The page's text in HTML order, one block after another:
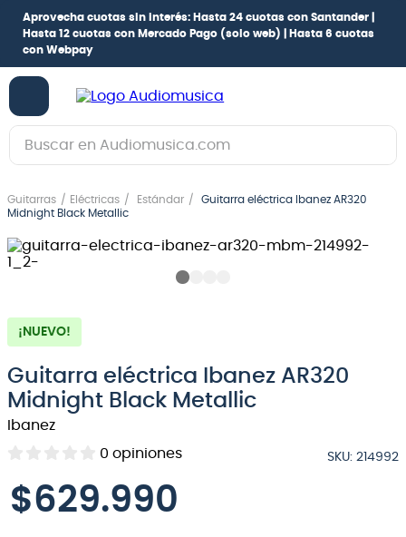
Aprovecha cuotas sin interés: Hasta 24 cuotas con Santander |
Hasta 12 cuotas con Mercado Pago (solo web) |
Hasta 6 cuotas
con Webpay
Buscar en Audiomusica.com
Guitarras Eléctricas Estándar
Guitarra eléctrica Ibanez AR320
Midnight Black Metallic
¡NUEVO!
Guitarra eléctrica Ibanez AR320
Midnight Black Metallic
Ibanez
0 opiniones SKU: 214992
$629.990
1.
guitarra electrica
2.
bajo
guitarra electroacústica
5.
amplificador
6 .
guitarra
7.
teclado
8
bateria
10. violin